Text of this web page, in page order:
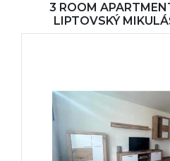
3 ROOM
LIPTOVSKÝ